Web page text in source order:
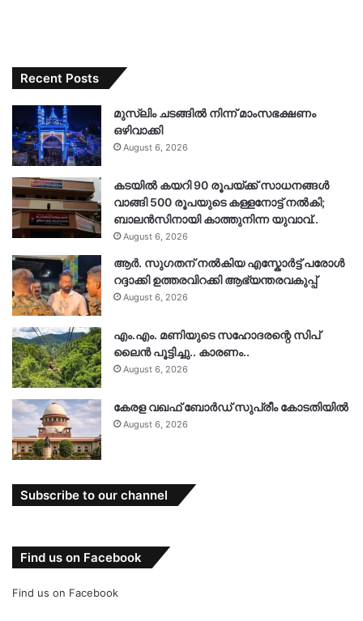
Recent Posts
മുസ്‌ലിം ചടങ്ങിൽ നിന്ന് മാംസഭക്ഷണം
ഒഴിവാക്കി
August 6, 2026
കടയിൽ കയറി 90 രൂപയ്ക്ക് സാധനങ്ങൾ
വാങ്ങി 500 രൂപയുടെ കള്ളനോട്ട് നൽകി;
ബാലൻസിനായി കാത്തുനിന്ന യുവാവ്..
August 6, 2026
ആർ. സു​ഗതന് നൽകിയ എസ്കോർട്ട് പരോൾ
റദ്ദാക്കി ഉത്തരവിറക്കി ആഭ്യന്തരവകുപ്പ്
August 6, 2026
എം.എം. മണിയുടെ സഹോദരന്റെ സിപ്
ലൈൻ പൂട്ടിച്ചു.. കാരണം..
August 6, 2026
കേരള വഖഫ് ബോർഡ് സുപ്രീം കോടതിയിൽ
August 6, 2026
Subscribe to our channel
Find us on Facebook
Find us on Facebook